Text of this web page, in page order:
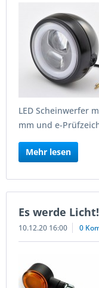
LED Scheinwerfer
mm und e-
Mehr lesen
Es werde Licht!
10.12.20 16:00 0